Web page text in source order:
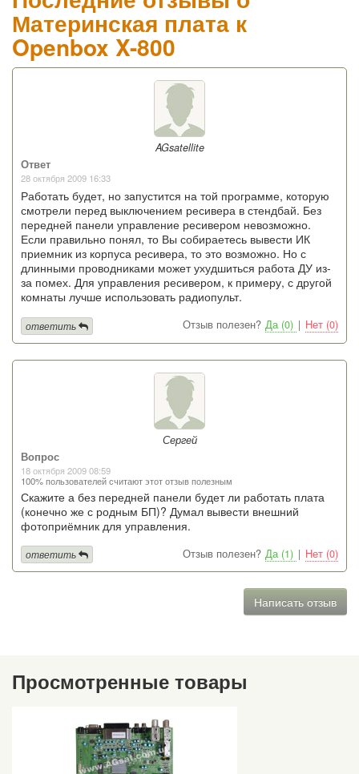
Материнская плата к
Openbox X-800
AGsatellite
Ответ
28 октября 2009 16:33
Работать будет, но запустится на той программе, которую
смотрели перед выключением ресивера в стендбай. Без
передней панели управление ресивером невозможно.
Если правильно понял, то Вы собираетесь вывести ИК
приемник из корпуса ресивера, то это возможно. Но с
длинными проводниками может ухудшиться работа ДУ из-
за помех. Для управления ресивером, к примеру, с другой
комнаты лучше использовать радиопульт.
Отзыв полезен? Да (0) | Нет (0)
ответить
Сергей
Вопрос
18 октября 2009 08:59
100% пользователей считают этот отзыв полезным
Скажите а без передней панели будет ли работать плата
(конечно же с родным БП)? Думал вывести внешний
фотоприёмник для управления.
Отзыв полезен? Да (1) | Нет (0)
ответить
Написать отзыв
Просмотренные товары